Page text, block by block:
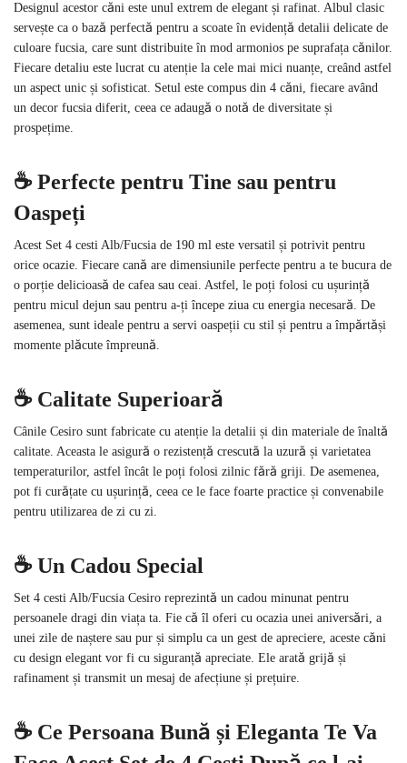
Designul acestor căni este unul extrem de elegant și rafinat. Albul clasic
servește ca o bază perfectă pentru a scoate în evidență detalii delicate de
culoare fucsia, care sunt distribuite în mod armonios pe suprafața cănilor.
Fiecare detaliu este lucrat cu atenție la cele mai mici nuanțe, creând astfel
un aspect unic și sofisticat. Setul este compus din 4 căni, fiecare având
un decor fucsia diferit, ceea ce adaugă o notă de diversitate și
prospețime.
☕️ Perfecte pentru Tine sau pentru
Oaspeți
Acest Set 4 cesti Alb/Fucsia de 190 ml este versatil și potrivit pentru
orice ocazie. Fiecare cană are dimensiunile perfecte pentru a te bucura de
o porție delicioasă de cafea sau ceai. Astfel, le poți folosi cu ușurință
pentru micul dejun sau pentru a-ți începe ziua cu energia necesară. De
asemenea, sunt ideale pentru a servi oaspeții cu stil și pentru a împărtăși
momente plăcute împreună.
☕️ Calitate Superioară
Cânile Cesiro sunt fabricate cu atenție la detalii și din materiale de înaltă
calitate. Aceasta le asigură o rezistență crescută la uzură și varietatea
temperaturilor, astfel încât le poți folosi zilnic fără griji. De asemenea,
pot fi curățate cu ușurință, ceea ce le face foarte practice și convenabile
pentru utilizarea de zi cu zi.
☕️ Un Cadou Special
Set 4 cesti Alb/Fucsia Cesiro reprezintă un cadou minunat pentru
persoanele dragi din viața ta. Fie că îl oferi cu ocazia unei aniversări, a
unei zile de naștere sau pur și simplu ca un gest de apreciere, aceste căni
cu design elegant vor fi cu siguranță apreciate. Ele arată grijă și
rafinament și transmit un mesaj de afecțiune și prețuire.
☕️ Ce Persoana Bună și Eleganta Te Va